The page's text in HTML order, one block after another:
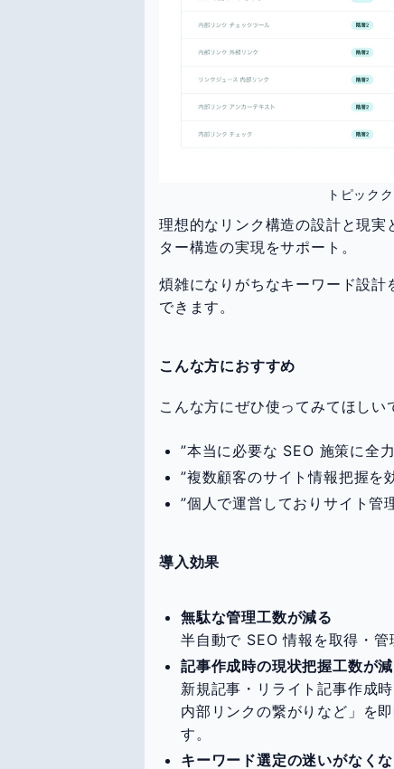
トピック
理想的なリンク構造の設計と現
ター構造の実現をサポート。
煩雑になりがちなキーワード設
できます。
こんな方におすすめ
こんな方にぜひ使ってみてほしい
”本当に必要な SEO 施策に全
”複数顧客のサイト情報把握を
”個人で運営しておりサイト管
導入効果
無駄な管理工数が減る
半自動で SEO 情報を取得・管
記事作成時の現状把握工数が
新規記事・リライト記事作成
内部リンクの繋がりなど」を
す。
キーワード選定の迷いがなく